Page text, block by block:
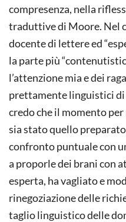
compresenza, nella
traduttive di Moore. Nel
docente di lettere ed
la parte più
l’attenzione mia e dei
prettamente linguistici di
credo che il momento
sia stato quello
confronto puntuale con
a proporle dei brani con
esperta, ha vagliato e
rinegoziazione delle
taglio linguistico delle